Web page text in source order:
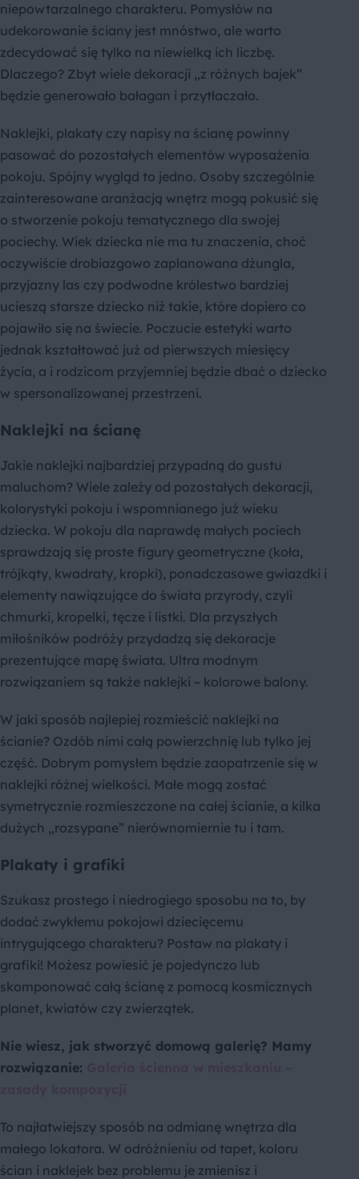
niepowtarzalnego charakteru. Pomysłów na
udekorowanie ściany jest mnóstwo, ale warto
zdecydować się tylko na niewielką ich liczbę.
Dlaczego? Zbyt wiele dekoracji „z różnych bajek”
będzie generowało bałagan i przytłaczało.
Naklejki, plakaty czy napisy na ścianę powinny
pasować do pozostałych elementów wyposażenia
pokoju. Spójny wygląd to jedno. Osoby szczególnie
zainteresowane aranżacją wnętrz mogą pokusić się
o stworzenie pokoju tematycznego dla swojej
pociechy. Wiek dziecka nie ma tu znaczenia, choć
oczywiście drobiazgowo zaplanowana dżungla,
przyjazny las czy podwodne królestwo bardziej
ucieszą starsze dziecko niż takie, które dopiero co
pojawiło się na świecie. Poczucie estetyki warto
jednak kształtować już od pierwszych miesięcy
życia, a i rodzicom przyjemniej będzie dbać o dziecko
w spersonalizowanej przestrzeni.
Naklejki na ścianę
Jakie naklejki najbardziej przypadną do gustu
maluchom? Wiele zależy od pozostałych dekoracji,
kolorystyki pokoju i wspomnianego już wieku
dziecka. W pokoju dla naprawdę małych pociech
sprawdzają się proste figury geometryczne (koła,
trójkąty, kwadraty, kropki), ponadczasowe gwiazdki i
elementy nawiązujące do świata przyrody, czyli
chmurki, kropelki, tęcze i listki. Dla przyszłych
miłośników podróży przydadzą się dekoracje
prezentujące mapę świata. Ultra modnym
rozwiązaniem są także naklejki – kolorowe balony.
W jaki sposób najlepiej rozmieścić naklejki na
ścianie? Ozdób nimi całą powierzchnię lub tylko jej
część. Dobrym pomysłem będzie zaopatrzenie się w
naklejki różnej wielkości. Małe mogą zostać
symetrycznie rozmieszczone na całej ścianie, a kilka
dużych „rozsypane” nierównomiernie tu i tam.
Plakaty i grafiki
Szukasz prostego i niedrogiego sposobu na to, by
dodać zwykłemu pokojowi dziecięcemu
intrygującego charakteru? Postaw na plakaty i
grafiki! Możesz powiesić je pojedynczo lub
skomponować całą ścianę z pomocą kosmicznych
planet, kwiatów czy zwierzątek.
Nie wiesz, jak stworzyć domową galerię? Mamy
rozwiązanie:
To najłatwiejszy sposób na odmianę wnętrza dla
małego lokatora. W odróżnieniu od tapet, koloru
ścian i naklejek bez problemu je zmienisz i